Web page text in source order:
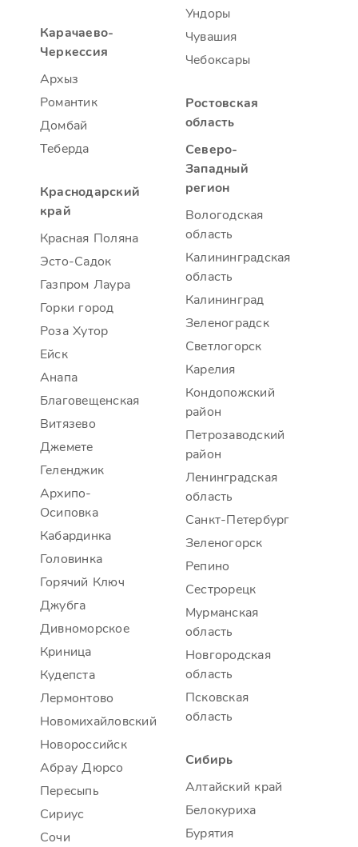
Карачаево-
Черкессия
Архыз
Романтик
Домбай
Теберда
Краснодарский
край
Красная Поляна
Эсто-Садок
Газпром Лаура
Горки город
Роза Хутор
Ейск
Анапа
Благовещенская
Витязево
Джемете
Геленджик
Архипо-
Осиповка
Кабардинка
Головинка
Горячий Ключ
Джубга
Дивноморское
Криница
Кудепста
Лермонтово
Новомихайловский
Новороссийск
Абрау Дюрсо
Пересыпь
Сириус
Сочи
Ундоры
Чувашия
Чебоксары
Ростовская
область
Северо-
Западный
регион
Вологодская
область
Калининградская
область
Калининград
Зеленоградск
Светлогорск
Карелия
Кондопожский
район
Петрозаводский
район
Ленинградская
область
Санкт-Петербург
Зеленогорск
Репино
Сестрорецк
Мурманская
область
Новгородская
область
Псковская
область
Сибирь
Алтайский край
Белокуриха
Бурятия